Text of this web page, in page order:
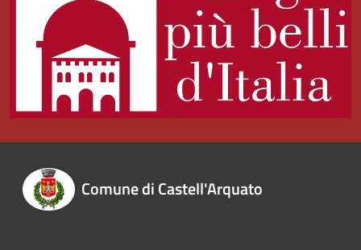
Comune di Castell'Arquato